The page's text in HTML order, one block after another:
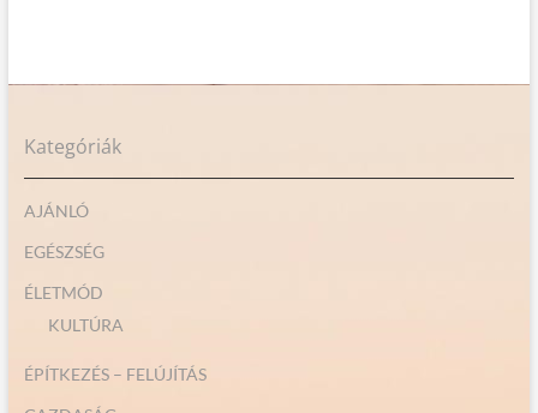
Kategóriák
AJÁNLÓ
EGÉSZSÉG
ÉLETMÓD
KULTÚRA
ÉPÍTKEZÉS – FELÚJÍTÁS